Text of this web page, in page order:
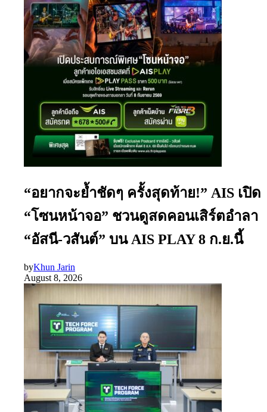
“อยากจะย้ำชัดๆ ครั้งสุดท้าย!” AIS เปิด
“โซนหน้าจอ” ชวนดูสดคอนเสิร์ตอำลา
“อัสนี-วสันต์” บน AIS PLAY 8 ก.ย.นี้
byKhun Jarin
August 8, 2026